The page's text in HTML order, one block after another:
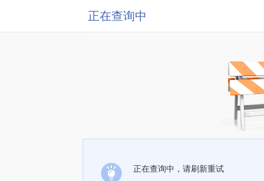
正在查询中
正在查询中，请刷新重试